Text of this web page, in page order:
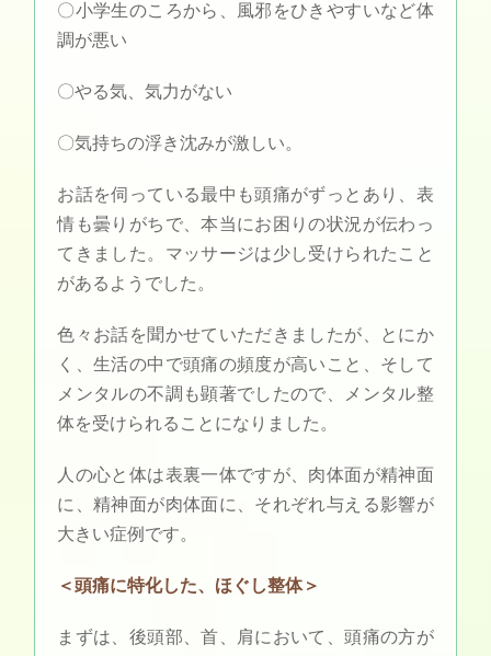
〇小学生のころから、風邪をひきやすいなど体
調が悪い
〇やる気、気力がない
〇気持ちの浮き沈みが激しい。
お話を伺っている最中も頭痛がずっとあり、表
情も曇りがちで、本当にお困りの状況が伝わっ
てきました。マッサージは少し受けられたこと
があるようでした。
色々お話を聞かせていただきましたが、とにか
く、生活の中で頭痛の頻度が高いこと、そして
メンタルの不調も顕著でしたので、メンタル整
体を受けられることになりました。
人の心と体は表裏一体ですが、肉体面が精神面
に、精神面が肉体面に、それぞれ与える影響が
大きい症例です。
＜頭痛に特化した、ほぐし整体＞
まずは、後頭部、首、肩において、頭痛の方が